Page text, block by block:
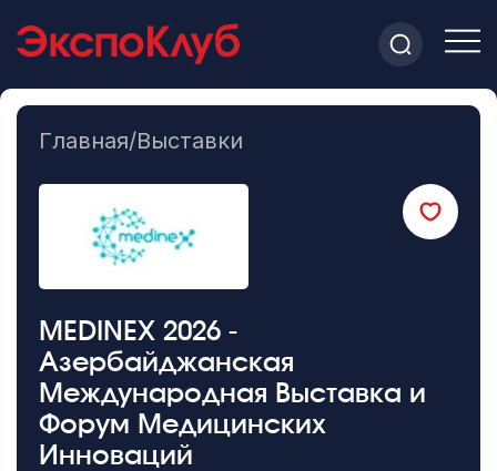
Главная/Выставки
MEDINEX 2026 -
Азербайджанская
Международная Выставка и
Форум Медицинских
Инноваций